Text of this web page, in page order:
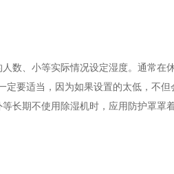
、小等实际情况设定湿度。通常在
要适当，因为如果设置的太低，不
长期不使用除湿机时，应用防护罩罩